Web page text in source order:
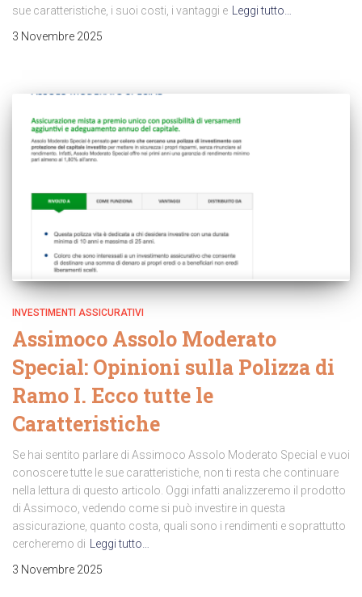
sue caratteristiche, i suoi costi, i vantaggi e
Leggi tutto…
3 Novembre 2025
INVESTIMENTI ASSICURATIVI
Assimoco Assolo Moderato
Special: Opinioni sulla Polizza di
Ramo I. Ecco tutte le
Caratteristiche
Se hai sentito parlare di Assimoco Assolo Moderato Special e vuoi
conoscere tutte le sue caratteristiche, non ti resta che continuare
nella lettura di questo articolo. Oggi infatti analizzeremo il prodotto
di Assimoco, vedendo come si può investire in questa
assicurazione, quanto costa, quali sono i rendimenti e soprattutto
cercheremo di
Leggi tutto…
3 Novembre 2025